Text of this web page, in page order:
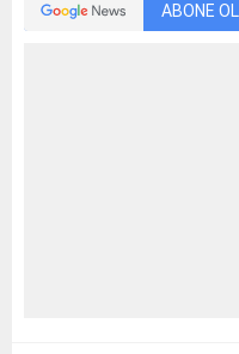
ABONE OL